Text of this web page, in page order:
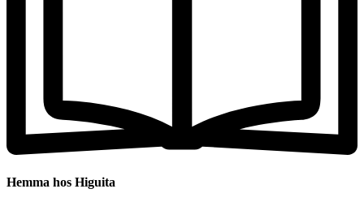
Hemma hos Higuita